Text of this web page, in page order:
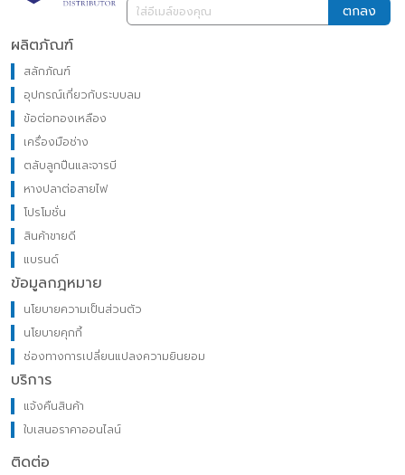
ตกลง
ผลิตภัณฑ์
สลักภัณฑ์
อุปกรณ์เกี่ยวกับระบบลม
ข้อต่อทองเหลือง
เครื่องมือช่าง
ตลับลูกปืนและจารบี
หางปลาต่อสายไฟ
โปรโมชั่น
สินค้าขายดี
แบรนด์
ข้อมูลกฎหมาย
นโยบายความเป็นส่วนตัว
นโยบายคุกกี้
ช่องทางการเปลี่ยนแปลงความยินยอม
บริการ
แจ้งคืนสินค้า
ใบเสนอราคาออนไลน์
ติดต่อ